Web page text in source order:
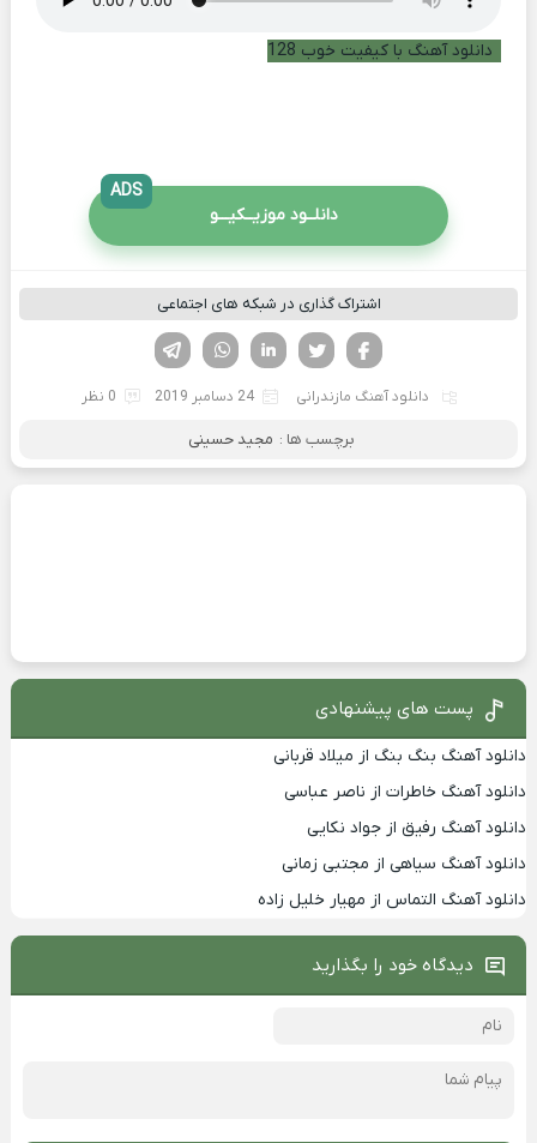
دانلود آهنگ با کیفیت خوب 128
دانلــود موزیــکیـــو
ADS
اشتراک گذاری در شبکه های اجتماعی
لینکدین تویتر
فیسوک
دانلود آهنگ مازندرانی 24 دسامبر 2019 0 نظر
برچسب ها : مجید حسینی
پست های پیشنهادی
دانلود آهنگ بنگ بنگ از میلاد قربانی
دانلود آهنگ خاطرات از ناصر عباسی
دانلود آهنگ رفیق از جواد نکایی
دانلود آهنگ سیاهی از مجتبی زمانی
دانلود آهنگ التماس از مهیار خلیل زاده
دیدگاه خود را بگذارید